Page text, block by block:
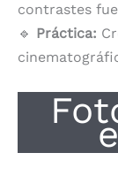
contrastes
🔹 Práctica: